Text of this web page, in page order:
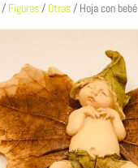
/ Figuras/ Otras/ Hoja con bebé